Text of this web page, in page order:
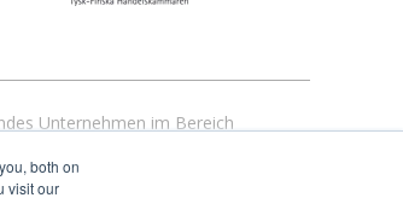
both on
visit our
Unternehmen im Bereich